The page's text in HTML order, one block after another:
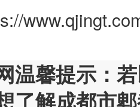
温馨提示：
了解成都市